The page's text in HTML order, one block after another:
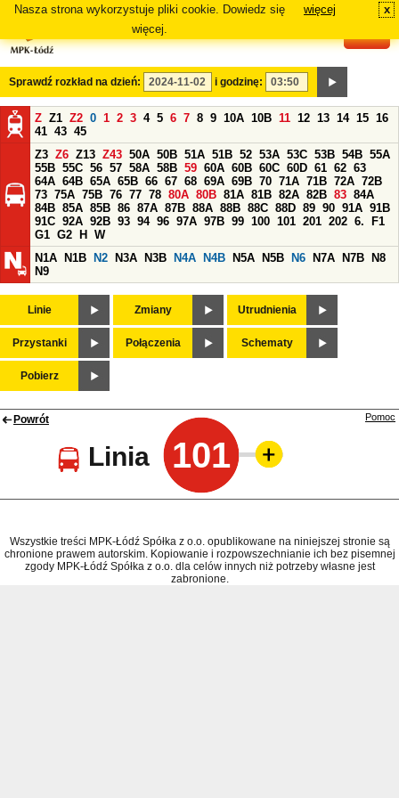
Nasza strona wykorzystuje pliki cookie. Dowiedz się
więcej.
więcej x
Sprawdź rozkład na dzień: i godzinę:
Z Z1 Z2 0 1 2 3 4 5 6 7 8 9 10A 10B 11 12 13 14 15 16
41 43 45
Z3 Z6 Z13 Z43 50A 50B 51A 51B 52 53A 53C 53B 54B 55A
55B 55C 56 57 58A 58B 59 60A 60B 60C 60D 61 62 63
64A 64B 65A 65B 66 67 68 69A 69B 70 71A 71B 72A 72B
73 75A 75B 76 77 78 80A 80B 81A 81B 82A 82B 83 84A
84B 85A 85B 86 87A 87B 88A 88B 88C 88D 89 90 91A 91B
91C 92A 92B 93 94 96 97A 97B 99 100 101 201 202 6.
F1
G1 G2 H
W
N1A
N1B N2 N3A N3B N4A N4B N5A N5B N6 N7A N7B
N8
N9
Linie Zmiany Utrudnienia
Przystanki Połączenia Schematy
Pobierz
Powrót
Linia 101
Pomoc
Wszystkie treści MPK-Łódź Spółka z o.o. opublikowane na niniejszej stronie są
chronione prawem autorskim. Kopiowanie i rozpowszechnianie ich bez pisemnej
zgody MPK-Łódź Spółka z o.o. dla celów innych niż potrzeby własne jest
zabronione.